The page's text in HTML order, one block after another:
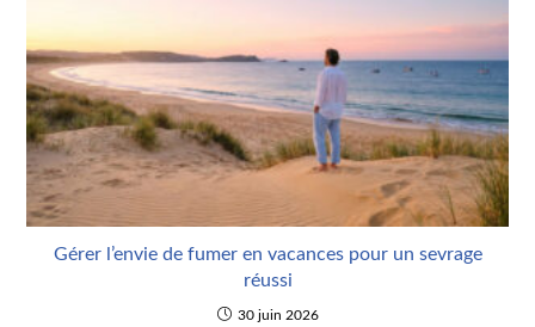
Gérer l’envie de fumer en vacances pour un sevrage
réussi
30 juin 2026